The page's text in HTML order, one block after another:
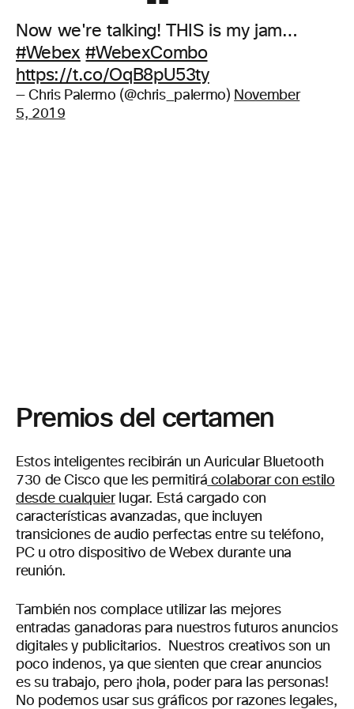
Now we're talking! THIS is my jam…
#Webex #WebexCombo
https://t.co/OqB8pU53ty
— Chris Palermo (@chris_palermo) November
5, 2019
Premios del certamen
Estos inteligentes recibirán un Auricular Bluetooth
730 de Cisco que les permitirá colaborar con estilo
desde cualquierlugar. Está cargado con
características avanzadas, que incluyen
transiciones de audio perfectas entre su teléfono,
PC u otro dispositivo de Webex durante una
reunión.
También nos complace utilizar las mejores
entradas ganadoras para nuestros futuros anuncios
digitales y publicitarios. Nuestros creativos son un
poco indenos, ya que sienten que crear anuncios
es su trabajo, pero ¡hola, poder para las personas!
No podemos usar sus gráficos por razones legales,